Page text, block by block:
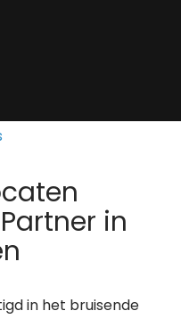
in
in het bruisende